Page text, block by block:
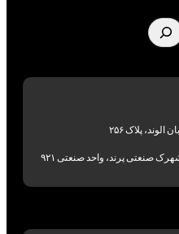
پلاک ۲۵۶
صنعتی پرند، واحد صنعتی ۹۲۱